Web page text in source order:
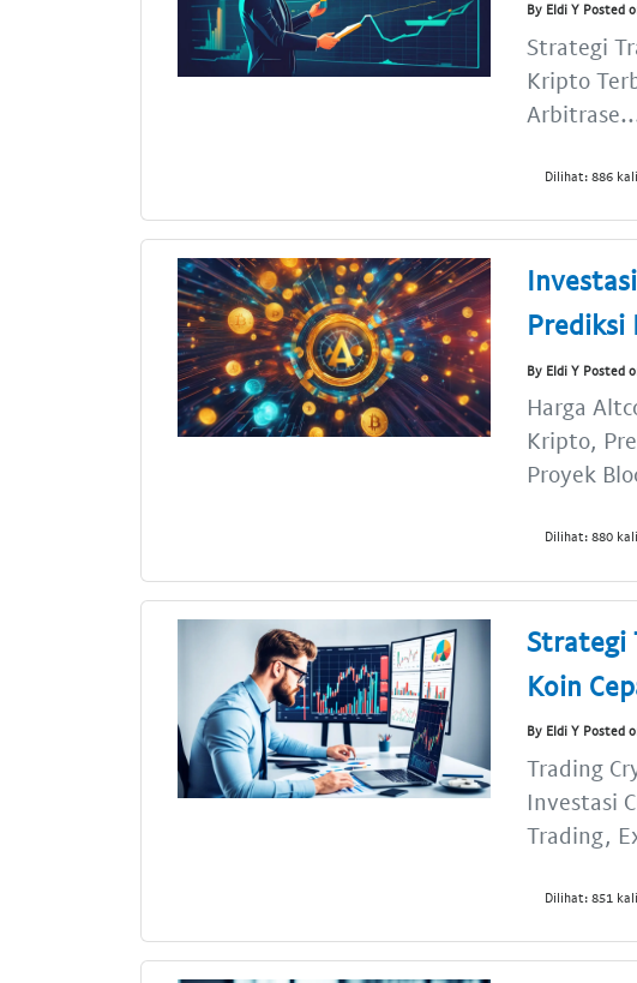
By Eldi Y Posted
Strategi
Kripto
Dilihat: 886 kali
Prediksi
By Eldi Y Posted
Harga
Kripto,
Proyek
Dilihat: 880 kali
Strategi
Koin
By Eldi Y Posted
Trading
Investasi
Trading,
Dilihat: 851 kali